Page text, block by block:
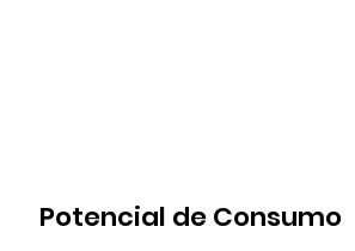
Potencial de Consumo